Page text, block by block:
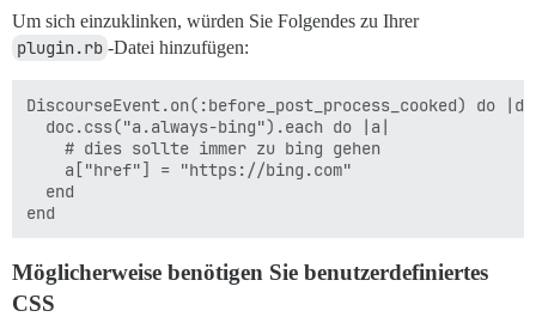
Um sich einzuklinken, würden Sie Folgendes zu Ihrer
plugin.rb -Datei hinzufügen:
DiscourseEvent.on(:before_post_process_cooked) do
  doc.css("a.always-bing").each do |a|
    # dies sollte immer zu bing gehen
    a["href"] = "https://bing.com"
  end
Möglicherweise benötigen Sie benutzerdefiniertes
CSS